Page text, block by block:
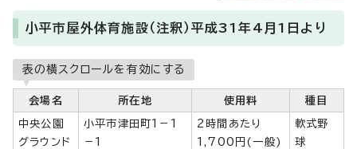
小平市屋外体育施設（注釈）平成31年4月1日より
表の横スクロールを有効にする
会場名 所在地 使用料 種目
中央公園
グラウンド
小平市津田町1－1
－1
2時間あたり
1,700円(一般)
軟式野
球